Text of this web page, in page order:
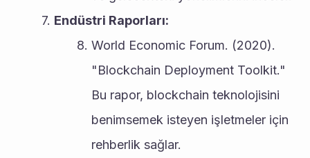
Endüstri Raporları:
World Economic Forum. (2020).
"Blockchain Deployment Toolkit."
Bu rapor, blockchain teknolojisini
benimsemek isteyen işletmeler için
rehberlik sağlar.